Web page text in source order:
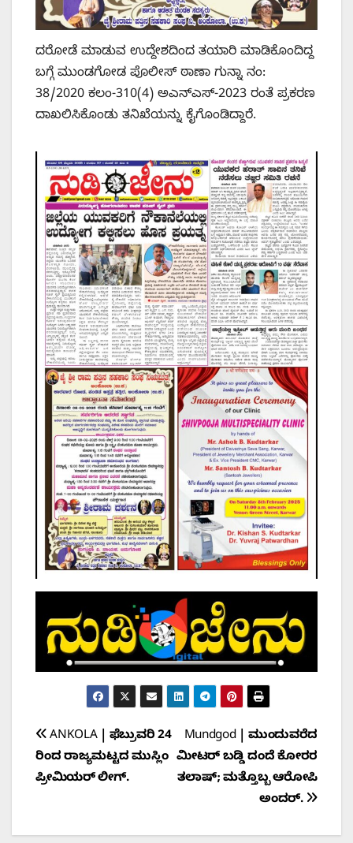
ದರೋಡೆ ಮಾಡುವ ಉದ್ದೇಶದಿಂದ ತಯಾರಿ ಮಾಡಿಕೊಂದಿದ್ದ
ಬಗ್ಗೆ ಮುಂಡಗೋಡ ಪೊಲೀಸ್ ಠಾಣಾ ಗುನ್ನಾ ನಂ:
38/2020 ಕಲಂ-310(4) ಅಎನ್ಎಸ್-2023 ರಂತೆ ಪ್ರಕರಣ
ದಾಖಲಿಸಿಕೊಂಡು ತನಿಖೆಯನ್ನು ಕೈಗೊಂಡಿದ್ದಾರೆ.
Post
navigation
Mundgod | ಮುಂದುವರೆದ
ಮೀಟರ್ ಬಡ್ಡಿ ದಂದೆ ಕೋರರ
ತಲಾಷ್; ಮತ್ತೊಬ್ಬ ಆರೋಪಿ
ಅಂದರ್.
ANKOLA | ಫೆಬ್ರುವರಿ 24
ರಿಂದ ರಾಜ್ಯಮಟ್ಟದ ಮುಸ್ಲಿಂ
ಪ್ರೀಮಿಯರ್ ಲೀಗ್.